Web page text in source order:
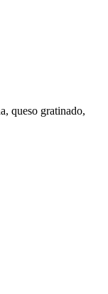
queso gratinado,